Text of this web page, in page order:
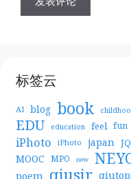
标签云
AI blog book
EDU education feel fun
iPhoto iPhoto japan
MOOC MPO new
poem qiusir